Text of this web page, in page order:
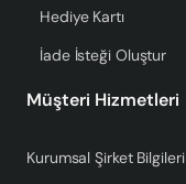
Hediye Kartı
İade İsteği Oluştur
Müşteri Hizmetleri
Kurumsal Şirket Bilgileri